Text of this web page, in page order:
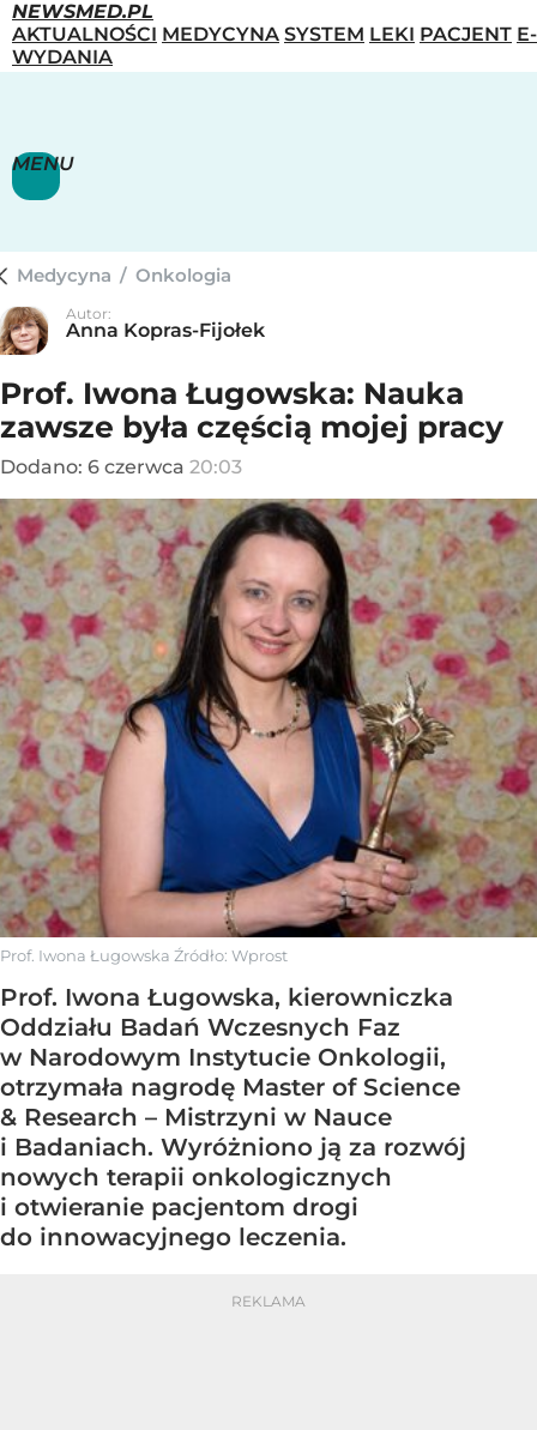
NEWSMED.PL
AKTUALNOŚCI MEDYCYNA SYSTEM LEKI PACJENT E-
WYDANIA
MENU
Medycyna / Onkologia
Autor:
Anna Kopras-Fijołek
Prof. Iwona Ługowska: Nauka
zawsze była częścią mojej pracy
Dodano: 6 czerwca 20:03
Prof. Iwona Ługowska Źródło: Wprost
Prof. Iwona Ługowska, kierowniczka
Oddziału Badań Wczesnych Faz
w Narodowym Instytucie Onkologii,
otrzymała nagrodę Master of Science
& Research – Mistrzyni w Nauce
i Badaniach. Wyróżniono ją za rozwój
nowych terapii onkologicznych
i otwieranie pacjentom drogi
do innowacyjnego leczenia.